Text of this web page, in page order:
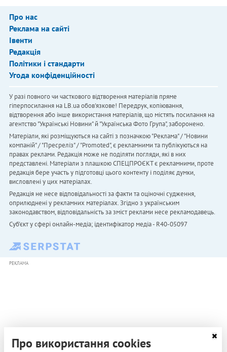
Про нас
Реклама на сайті
Івенти
Редакція
Політики і стандарти
Угода конфіденційності
У разі повного чи часткового відтворення матеріалів пряме
гіперпосилання на LB.ua обов'язкове! Передрук, копіювання,
відтворення або інше використання матеріалів, що містять посилання на
агентство "Українськi Новини" й "Українська Фото Група", заборонено.
Матеріали, які розміщуються на сайті з позначкою "Реклама" / "Новини
компаній" / "Пресреліз" / "Promoted", є рекламними та публікуються на
правах реклами. Редакція може не поділяти погляди, які в них
представлені. Матеріали з плашкою СПЕЦПРОЄКТ є рекламними, проте
редакція бере участь у підготовці цього контенту і поділяє думки,
висловлені у цих матеріалах.
Редакція не несе відповідальності за факти та оціночні судження,
оприлюднені у рекламних матеріалах. Згідно з українським
законодавством, відповідальність за зміст реклами несе рекламодавець.
Cуб'єкт у сфері онлайн-медіа; ідентифікатор медіа - R40-05097
РЕКЛАМА
Про використання cookies